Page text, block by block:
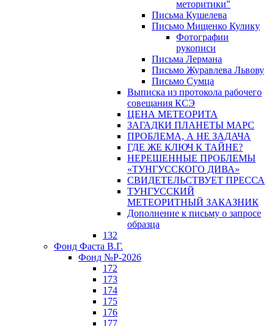
меторитики"
Письма Кушелева
Письмо Мищенко Кулику
Фотографии
рукописи
Письма Лермана
Письмо Журавлева Львову
Письмо Сумца
Выписка из протокола рабочего
совещания КСЭ
ЦЕНА МЕТЕОРИТА
ЗАГАДКИ ПЛАНЕТЫ МАРС
ПРОБЛЕМА, А НЕ ЗАДАЧА
ГДЕ ЖЕ КЛЮЧ К ТАЙНЕ?
НЕРЕШЕННЫЕ ПРОБЛЕМЫ
«ТУНГУССКОГО ДИВА»
СВИДЕТЕЛЬСТВУЕТ ПРЕССА
ТУНГУССКИЙ
МЕТЕОРИТНЫЙ ЗАКАЗНИК
Дополнение к письму о запросе
образца
132
Фонд Фаста В.Г.
Фонд №Р-2026
172
173
174
175
176
177